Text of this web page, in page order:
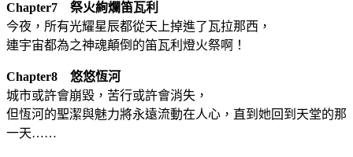
Chapter7 祭火絢爛笛瓦利
今夜，所有光耀星辰都從天上掉進了瓦拉那西，
連宇宙都為之神魂顛倒的笛瓦利燈火祭啊！
Chapter8 悠悠恆河
城市或許會崩毀，苦行或許會消失，
但恆河的聖潔與魅力將永遠流動在人心，直到她回到天堂的那
一天……